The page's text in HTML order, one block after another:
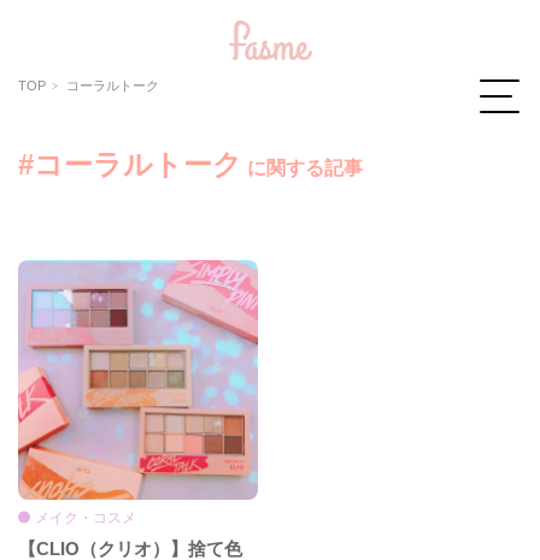
TOP コーラルトーク
#コーラルトーク に関する記事
メイク・コスメ
【CLIO（クリオ）】捨て色